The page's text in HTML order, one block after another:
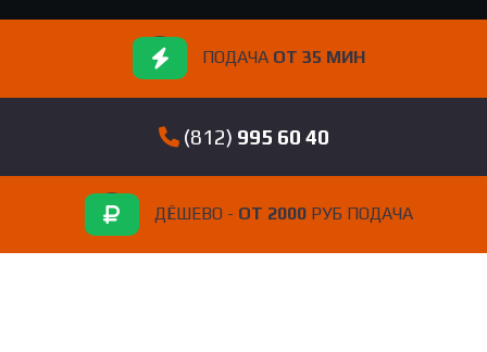
ПОДАЧА ОТ 35 МИН
(812) 995 60 40
ДЁШЕВО - ОТ 2000РУБ ПОДАЧА